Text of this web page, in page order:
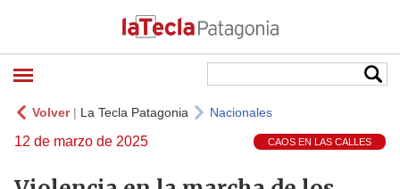
Volver| La Tecla Patagonia Nacionales
12 de marzo de 2025 CAOS EN LAS CALLES